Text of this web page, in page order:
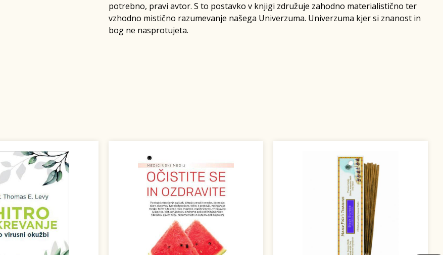
potrebno, pravi avtor. S to postavko v knjigi združuje zahodno materialistično ter
vzhodno mistično razumevanje našega Univerzuma. Univerzuma kjer si znanost in
bog ne nasprotujeta.